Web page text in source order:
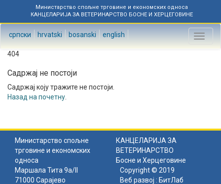
Министарство спољне трговине и економских односа
КАНЦЕЛАРИЈА ЗА ВЕТЕРИНАРСТВО БОСНЕ И ХЕРЦЕГОВИНЕ
српски hrvatski bosanski english
Toggle
404
Садржај не постоји
Садржај коју тражите не постоји.
Назад на почетну
Министарство спољне
трговине и економских
односа
КАНЦЕЛАРИЈА ЗА
ВЕТЕРИНАРСТВО
Босне и Херцеговине
Маршала Тита 9а/II
71000 Сарајево
Copyright © 2019
Веб развој : БитЛаб